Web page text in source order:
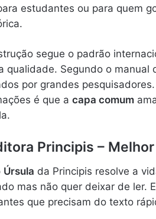
estudantes ou para quem
segue o padrão
qualidade. Segundo o
por grandes
é que a capa comum
Principis –
Úrsula da Principis resolve a
mas não quer deixar de ler.
que precisam do texto